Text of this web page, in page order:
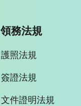
領務法規
護照法規
簽證法規
文件證明法規